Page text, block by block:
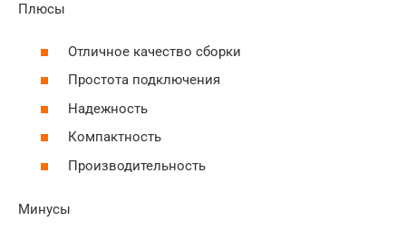
Плюсы
Отличное качество сборки
Простота подключения
Надежность
Компактность
Производительность
Минусы